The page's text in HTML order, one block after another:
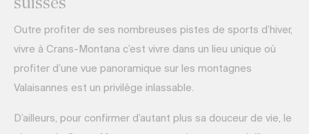
suisses
Outre profiter de ses nombreuses pistes de sports d’hiver,
vivre à Crans-Montana c’est vivre dans un lieu unique où
profiter d’une vue panoramique sur les montagnes
Valaisannes est un privilège inlassable.
D’ailleurs, pour confirmer d’autant plus sa douceur de vie, le